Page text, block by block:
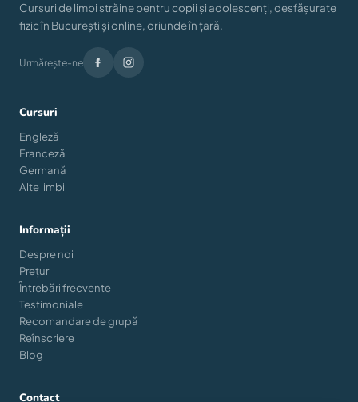
Cursuri de limbi străine pentru copii și adolescenți, desfășurate
fizic în București și online, oriunde în țară.
Urmărește-ne
Cursuri
Engleză
Franceză
Germană
Alte limbi
Informații
Despre noi
Prețuri
Întrebări frecvente
Testimoniale
Recomandare de grupă
Reînscriere
Blog
Contact